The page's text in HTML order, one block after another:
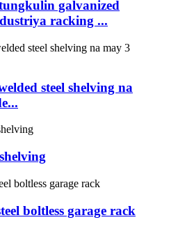
galvanized
racking ...
steel shelving na
boltless garage rack